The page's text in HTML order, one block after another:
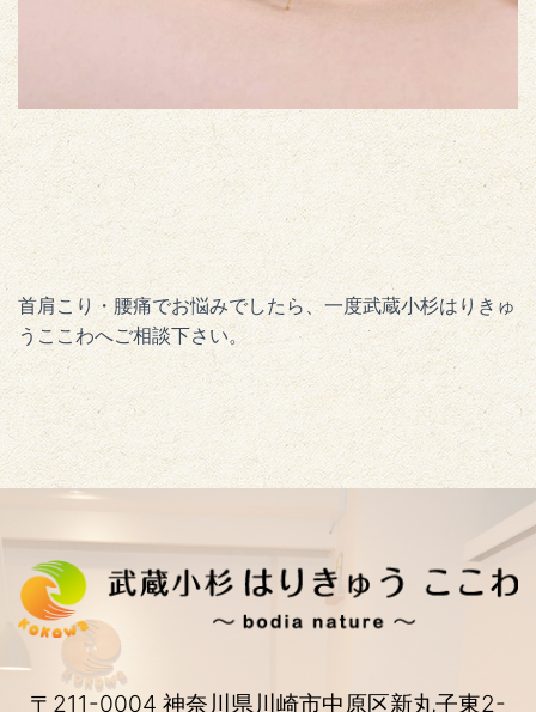
首肩こり・腰痛でお悩みでしたら、一度武蔵小杉はりきゅ
うここわへご相談下さい。
〒211-0004 神奈川県川崎市中原区新丸子東2-